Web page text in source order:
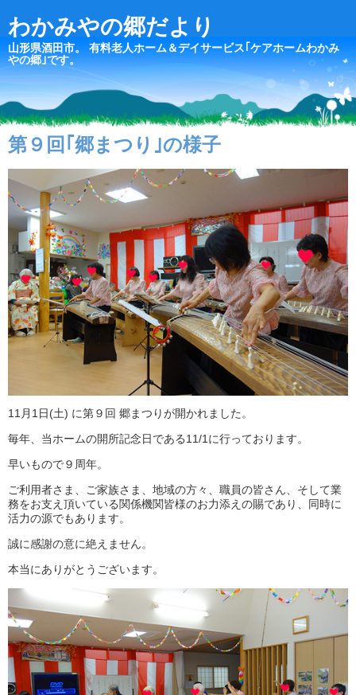
わかみやの郷だより
山形県酒田市。 有料老人ホーム＆デイサービス｢ケアホームわかみ
やの郷｣です。
第９回｢郷まつり｣の様子
11月1日(土) に第９回 郷まつりが開かれました。
毎年、当ホームの開所記念日である11/1に行っております。
早いもので９周年。
ご利用者さま、ご家族さま、地域の方々、職員の皆さん、そして業
務をお支え頂いている関係機関皆様のお力添えの賜であり、同時に
活力の源でもあります。
誠に感謝の意に絶えません。
本当にありがとうございます。